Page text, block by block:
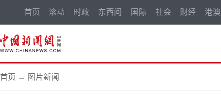
首页 滚动 时政 东西问 国际 社会 财经 港澳
首页 → 图片新闻